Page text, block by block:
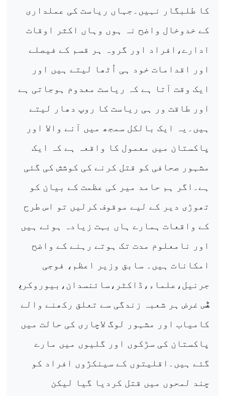
کا طلبگار نہیں۔جہاں ریاست کی عملداری
کے خدوخال واضح نہ ہوں وہاں اکثر اوقات
ادارے،افراد اور گروہ ہر قسم کے فیصلے
اور اقدامات خود ہی اُٹھا لیتے ہیں اور
ایک وقت آتا ہے کہ ریاست معدوم ہوجاتی ہے
اور طاقت ور ہی ریاست کا روپ دھار لیتے
ہیں۔یہ ایک بالکل سمجھ میں آنے والا اور
پاکستان میں معمول کا واقعہ ہے کہ ایک
مشہور صحافی کو قتل کرنے کی کوشش کی گئی
ہے۔اگر ہم حامد میر کی عظمت کے بیان کو
تھوڑی دیر کے لیے موقوف کرلیں تو اس طرح
کے واقعات ہمارے ہاں بہت زیادہ ہوئے ہیں
اور نامعلوم مدت تک ہوتے رہنے کے واضح
امکانات ہیں۔ سابق وزیر اعظم، فوجی
جرنیل،علماء،ڈاکٹر،سائنسدان،بیوروکری
ٹس غرض ہر شعبہ زندگی سے تعلق رکھنے والے
کامیاب اور مشہور لوگ لاچاری کی حالت میں
پاکستان کی سڑکوں اور گلیوں میں مارے
گئے ہیں۔اقلیتوں کے سینکڑوں افراد کو
چند لمحوں میں قتل کردیا گیا لیکن